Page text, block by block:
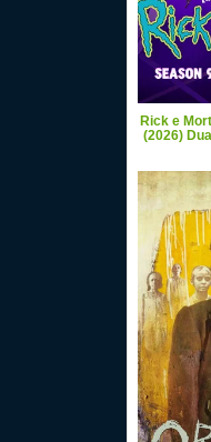
Rick e
(2026)